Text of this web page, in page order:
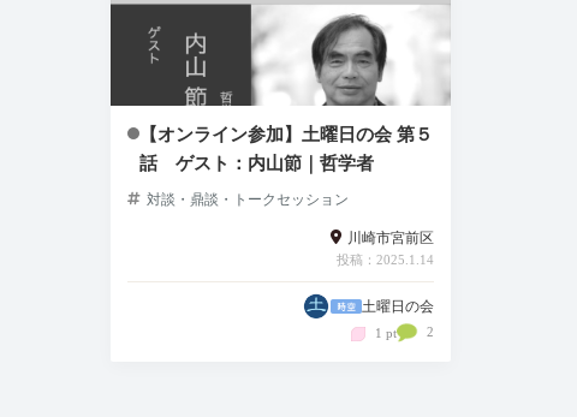
【オンライン参加】土曜日の会 第５
話 ゲスト：内山節｜哲学者
対談・鼎談・トークセッション
川崎市宮前区
投稿：2025.1.14
土曜日の会
1 pt 2